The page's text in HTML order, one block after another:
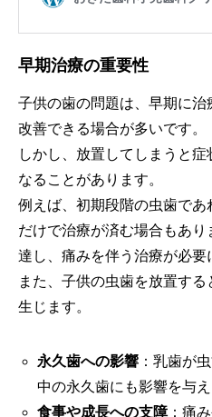
早期治療の重要性
子供の歯の問題は、早期に
改善できる場合が多いです。
しかし、放置してしまうと症
なることがあります。
例えば、初期段階の虫歯で
だけで治療が済む場合もあ
達し、痛みを伴う治療が必要
また、子供の虫歯を放置す
生じます。
永久歯への影響：乳歯が
中の永久歯にも影響を与え
食事や成長への支障：痛